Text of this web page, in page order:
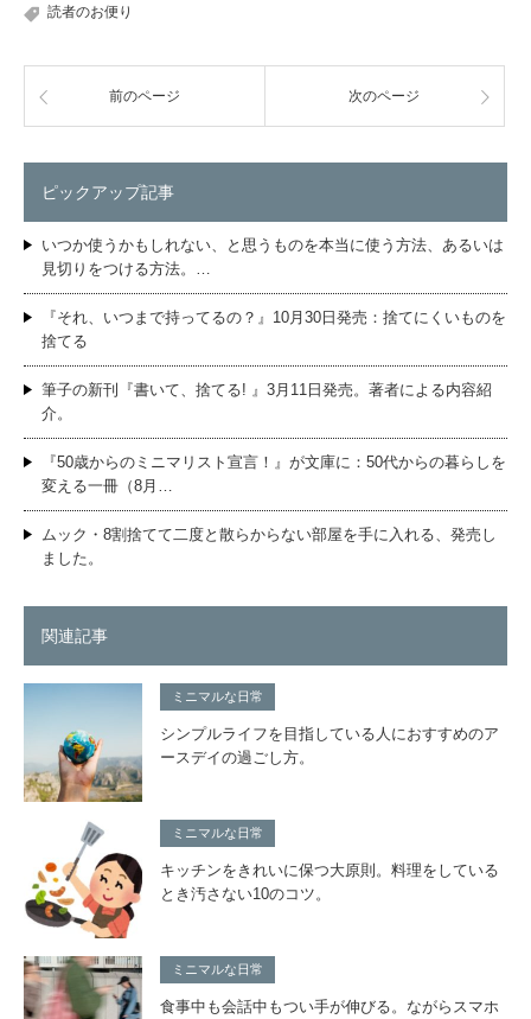
読者のお便り
前のページ 次のページ
ピックアップ記事
いつか使うかもしれない、と思うものを本当に使う方法、あるいは
見切りをつける方法。…
『それ、いつまで持ってるの？』10月30日発売：捨てにくいものを
捨てる
筆子の新刊『書いて、捨てる! 』3月11日発売。著者による内容紹
介。
『50歳からのミニマリスト宣言！』が文庫に：50代からの暮らしを
変える一冊（8月…
ムック・8割捨てて二度と散らからない部屋を手に入れる、発売し
ました。
関連記事
ミニマルな日常
シンプルライフを目指している人におすすめのア
ースデイの過ごし方。
ミニマルな日常
キッチンをきれいに保つ大原則。料理をしている
とき汚さない10のコツ。
ミニマルな日常
食事中も会話中もつい手が伸びる。ながらスマホ